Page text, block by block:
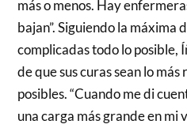
más o menos. Hay
bajan”. Siguiendo la máxima
complicadas todo lo posible,
de que sus curas sean lo
posibles. “Cuando me di
una carga más grande en mi